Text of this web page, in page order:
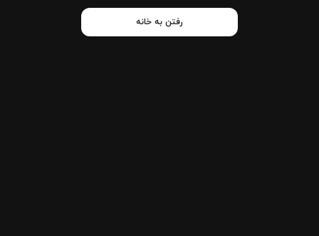
رفتن به خانه